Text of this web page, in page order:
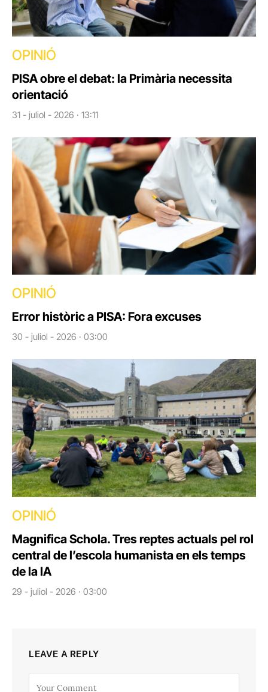
OPINIÓ
PISA obre el debat: la Primària necessita
orientació
31 - juliol - 2026 · 13:11
OPINIÓ
Error històric a PISA: Fora excuses
30 - juliol - 2026 · 03:00
OPINIÓ
Magnifica Schola. Tres reptes actuals pel rol
central de l’escola humanista en els temps
de la IA
29 - juliol - 2026 · 03:00
LEAVE A REPLY